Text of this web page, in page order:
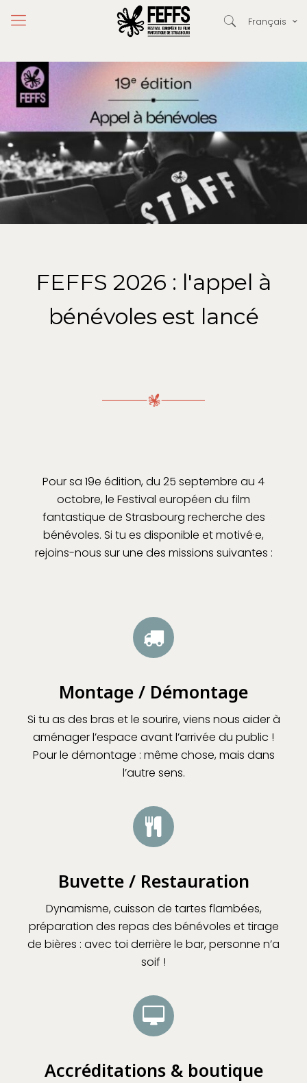
Français
FEFFS 2026 : l'appel à
bénévoles est lancé
Pour sa 19e édition, du 25 septembre au 4
octobre, le Festival européen du film
fantastique de Strasbourg recherche des
bénévoles. Si tu es disponible et motivé·e,
rejoins-nous sur une des missions suivantes :
Montage / Démontage
Si tu as des bras et le sourire, viens nous aider à
aménager l’espace avant l’arrivée du public !
Pour le démontage : même chose, mais dans
l’autre sens.
Buvette / Restauration
Dynamisme, cuisson de tartes flambées,
préparation des repas des bénévoles et tirage
de bières : avec toi derrière le bar, personne n’a
soif !
Accréditations & boutique